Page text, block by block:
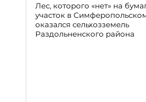
Лес, которого «нет» на
участок в
оказался сельхозземель
Раздольненского района